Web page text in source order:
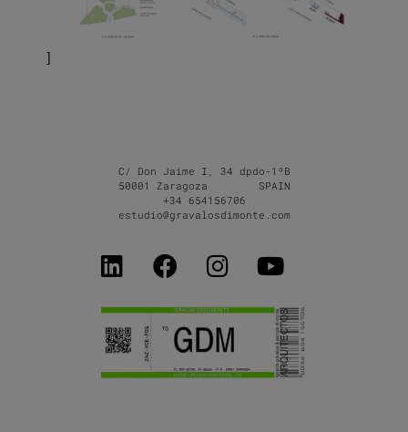
C/ Don Jaime I, 34 dpdo-1ºB
50001 Zaragoza SPAIN
+34 654156706
estudio@gravalosdimonte.com